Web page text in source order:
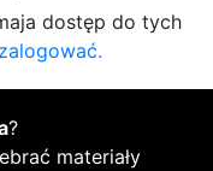
dostęp do tych
?
materiały